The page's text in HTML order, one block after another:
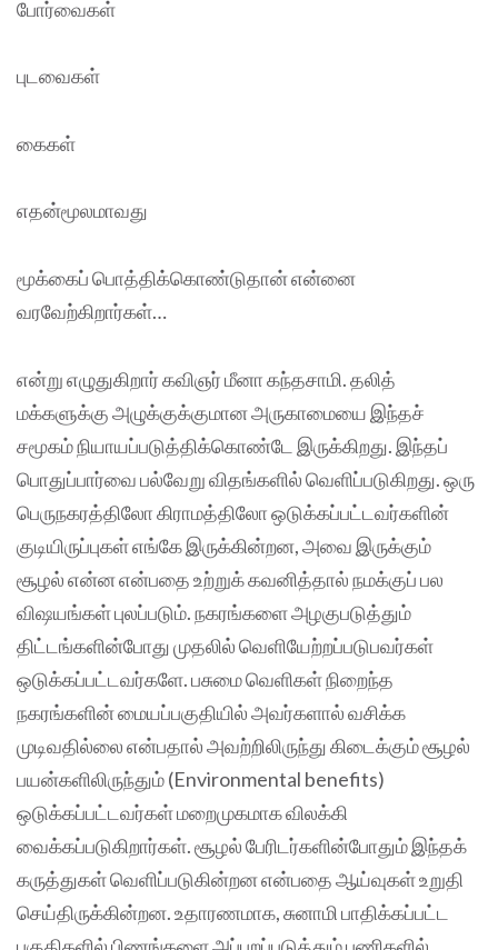
போர்வைகள்
புடவைகள்
கைகள்
எதன்மூலமாவது
மூக்கைப் பொத்திக்கொண்டுதான் என்னை
வரவேற்கிறார்கள்…
என்று எழுதுகிறார் கவிஞர் மீனா கந்தசாமி. தலித்
மக்களுக்கு அழுக்குக்குமான அருகாமையை இந்தச்
சமூகம் நியாயப்படுத்திக்கொண்டே இருக்கிறது. இந்தப்
பொதுப்பார்வை பல்வேறு விதங்களில் வெளிப்படுகிறது. ஒரு
பெருநகரத்திலோ கிராமத்திலோ ஒடுக்கப்பட்டவர்களின்
குடியிருப்புகள் எங்கே இருக்கின்றன, அவை இருக்கும்
சூழல் என்ன என்பதை உற்றுக் கவனித்தால் நமக்குப் பல
விஷயங்கள் புலப்படும். நகரங்களை அழகுபடுத்தும்
திட்டங்களின்போது முதலில் வெளியேற்றப்படுபவர்கள்
ஒடுக்கப்பட்டவர்களே. பசுமை வெளிகள் நிறைந்த
நகரங்களின் மையப்பகுதியில் அவர்களால் வசிக்க
முடிவதில்லை என்பதால் அவற்றிலிருந்து கிடைக்கும் சூழல்
பயன்களிலிருந்தும் (Environmental benefits)
ஒடுக்கப்பட்டவர்கள் மறைமுகமாக விலக்கி
வைக்கப்படுகிறார்கள். சூழல் பேரிடர்களின்போதும் இந்தக்
கருத்துகள் வெளிப்படுகின்றன என்பதை ஆய்வுகள் உறுதி
செய்திருக்கின்றன. உதாரணமாக, சுனாமி பாதிக்கப்பட்ட
பகுதிகளில் பிணங்களை அப்புறப்படுத்தும் பணிகளில்